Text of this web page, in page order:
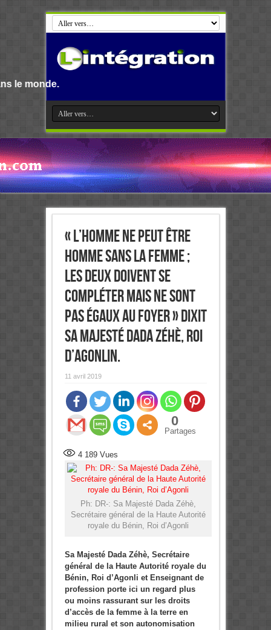
« L’homme ne peut être
homme sans la femme ;
les deux doivent se
compléter mais ne sont
pas égaux au foyer » dixit
sa Majesté Dada Zéhè, Roi
d’Agonlin.
11 avril 2019
0
Partages
4 189Vues
Ph: DR-: Sa Majesté Dada Zéhè,
Secrétaire général de la Haute Autorité
royale du Bénin, Roi d’Agonli
Sa Majesté Dada Zéhè, Secrétaire
général de la Haute Autorité royale du
Bénin, Roi d’Agonli et Enseignant de
profession porte ici un regard plus
ou moins rassurant sur les droits
d’accès de la femme à la terre en
milieu rural et son autonomisation